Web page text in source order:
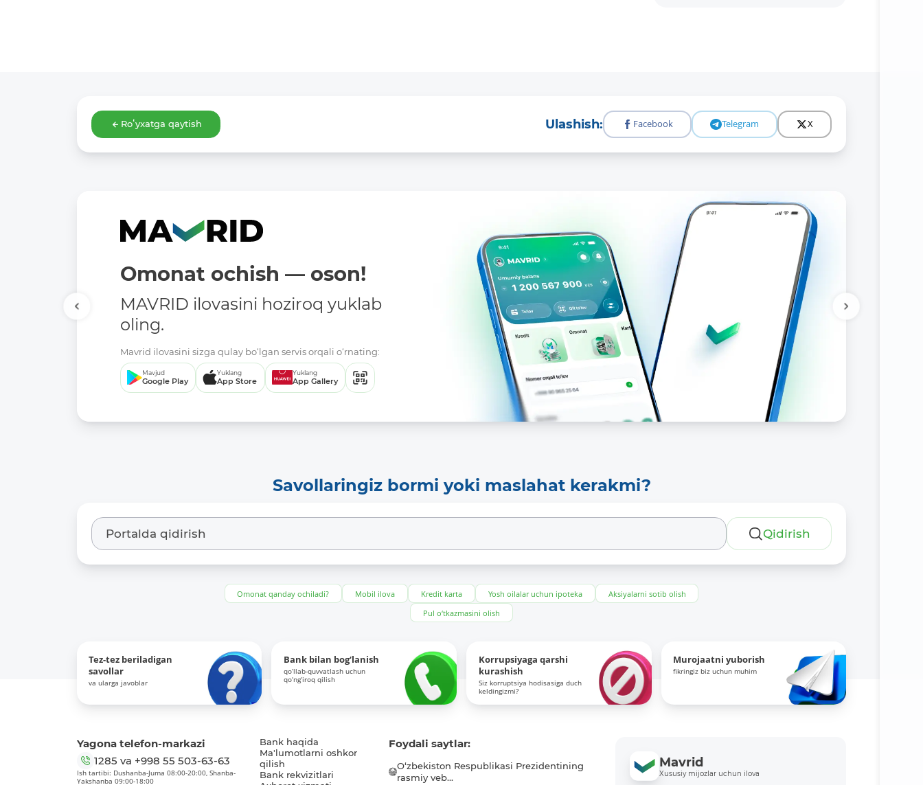
Roʻyxatga qaytish Ulashish: Facebook Telegram X
Omonat ochish — oson!
MAVRID ilovasini hoziroq yuklab
oling.
Mavrid ilovasini sizga qulay bo‘lgan servis orqali o‘rnating:
Mavjud
Google Play
Yuklang
App Store
Yuklang
App Gallery
Savollaringiz bormi yoki maslahat kerakmi?
Qidirish
Omonat qanday ochiladi? Mobil ilova Kredit karta Yosh oilalar uchun ipoteka
Aksiyalarni sotib olish
Pul o‘tkazmasini olish
Tez-tez beriladigan
savollar
va ularga javoblar
Bank bilan bog‘lanish
qo‘llab-quvvatlash uchun
qo‘ng‘iroq qilish
Korrupsiyaga qarshi
kurashish
Siz korruptsiya hodisasiga duch
keldingizmi?
Murojaatni yuborish
fikringiz biz uchun muhim
Yagona telefon-markazi
1285 va +998 55 503-63-63
Ish tartibi: Dushanba-Juma 08:00-20:00, Shanba-
Yakshanba 09:00-18:00
Bank haqida
Ma'lumotlarni oshkor
qilish
Bank rekvizitlari
Foydali saytlar:
O‘zbekiston Respublikasi Prezidentining
rasmiy veb...
Mavrid
Xususiy mijozlar uchun ilova